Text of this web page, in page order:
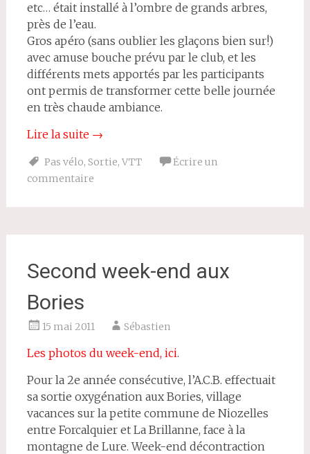
etc… était installé à l’ombre de grands arbres,
près de l’eau.
Gros apéro (sans oublier les glaçons bien sur!)
avec amuse bouche prévu par le club, et les
différents mets apportés par les participants
ont permis de transformer cette belle journée
en très chaude ambiance.
Lire la suite →
Pas vélo, Sortie, VTT
Écrire un
commentaire
Second week-end aux
Bories
15 mai 2011 Sébastien
Les photos du week-end, ici.
Pour la 2e année consécutive, l’A.C.B. effectuait
sa sortie oxygénation aux Bories, village
vacances sur la petite commune de Niozelles
entre Forcalquier et La Brillanne, face à la
montagne de Lure. Week-end décontraction